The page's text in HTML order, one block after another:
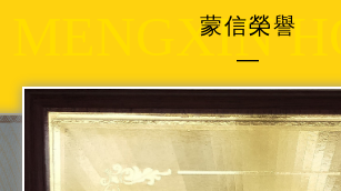
蒙信榮譽
MENGXIN